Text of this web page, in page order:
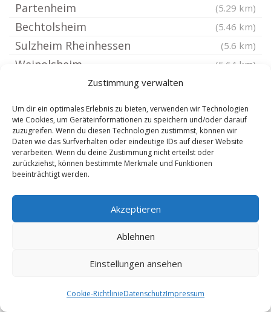
Zustimmung verwalten
Um dir ein optimales Erlebnis zu bieten, verwenden wir Technologien
wie Cookies, um Geräteinformationen zu speichern und/oder darauf
zuzugreifen. Wenn du diesen Technologien zustimmst, können wir
Daten wie das Surfverhalten oder eindeutige IDs auf dieser Website
verarbeiten. Wenn du deine Zustimmung nicht erteilst oder
zurückziehst, können bestimmte Merkmale und Funktionen
beeinträchtigt werden.
Akzeptieren
Ablehnen
Einstellungen ansehen
Cookie-RichtlinieDatenschutzImpressum
Partenheim (5.29 km)
Bechtolsheim (5.46 km)
Sulzheim Rheinhessen (5.6 km)
Weinolsheim (5.64 km)
Dalheim bei Mainz
Schwabenheim an der Selz (5.87 km)
Spiesheim (6.01 km)
Vendersheim
Bubenheim Rheinhessen
Biebelnheim (6.12 km)
Bodenheim Rhein
Nackenheim